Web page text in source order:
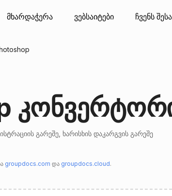
მხარდაჭერა ვებსაიტები ჩვენს
გარეშე, ხარისხის დაკარგვის გარეშე
groupdocs.com და groupdocs.cloud.